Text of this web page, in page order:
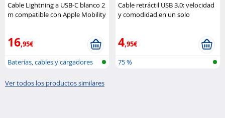
Cable Lightning a USB-C blanco 2
m compatible con Apple Mobility
16,95€
Baterías, cables y cargadores
Cable retráctil USB 3.0: velocidad
y comodidad en un solo
4,95€
75 %
Ver todos los productos similares